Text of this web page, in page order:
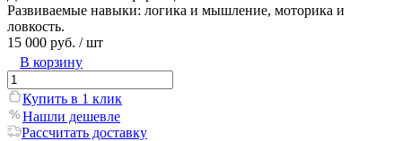
Развиваемые навыки: логика и мышление, моторика и
ловкость.
15 000 руб. / шт
В корзину
Купить в 1 клик
Нашли дешевле
Рассчитать доставку